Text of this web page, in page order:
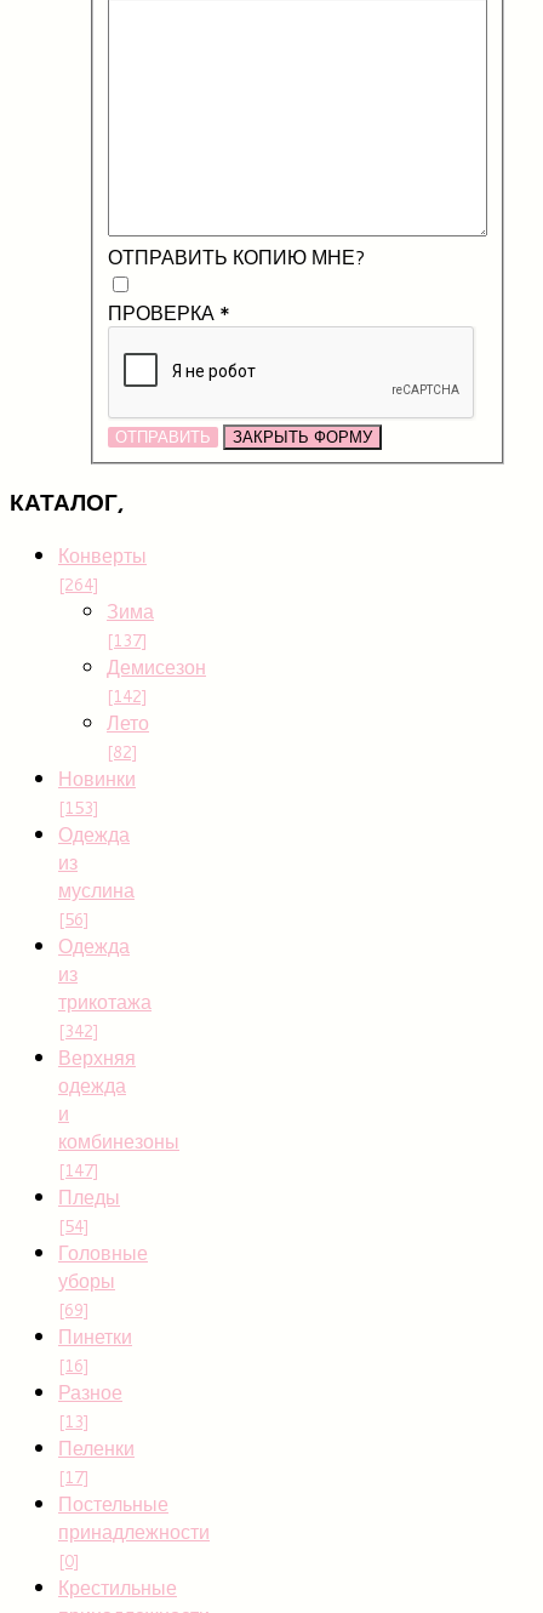
ОТПРАВИТЬ КОПИЮ МНЕ?
ПРОВЕРКА*
ОТПРАВИТЬ ЗАКРЫТЬ ФОРМУ
КАТАЛОГ,
Конверты
[264]
Зима
[137]
Демисезон
[142]
Лето
[82]
Новинки
[153]
Одежда
из
муслина
[56]
Одежда
из
трикотажа
[342]
Верхняя
одежда
и
комбинезоны
[147]
Пледы
[54]
Головные
уборы
[69]
Пинетки
[16]
Разное
[13]
Пеленки
[17]
Постельные
принадлежности
[0]
Крестильные